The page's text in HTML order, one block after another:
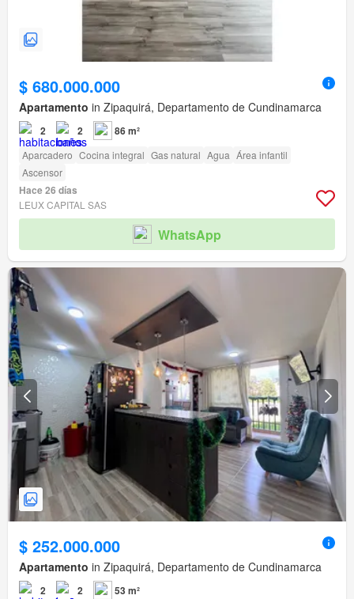
$ 680.000.000
Apartamento in Zipaquirá, Departamento de Cundinamarca
2 2 86 m²
Aparcadero Cocina integral Gas natural Agua Área infantil
Ascensor
Hace 26 días
LEUX CAPITAL SAS
WhatsApp
$ 252.000.000
Apartamento in Zipaquirá, Departamento de Cundinamarca
2 2 53 m²